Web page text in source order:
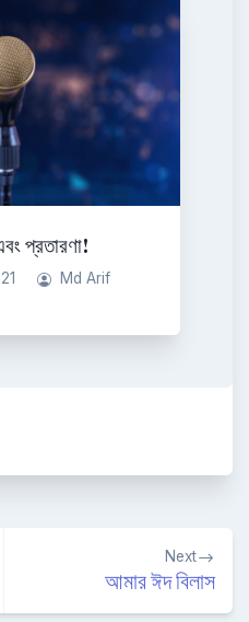
প্রতারণা!
Md Arif
Next
আমার ঈদ বিলাস